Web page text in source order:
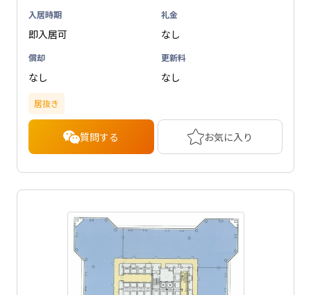
入居時期
即入居可
礼金
なし
償却
なし
更新料
なし
居抜き
質問する お気に入り